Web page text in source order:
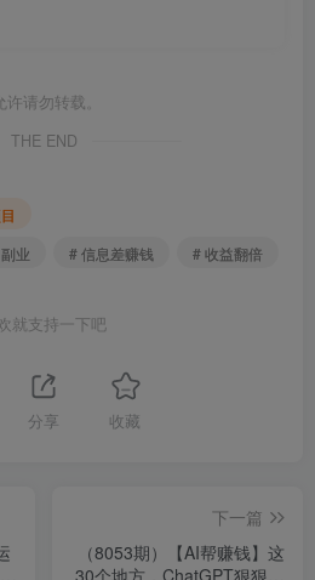
请勿转载。
THE END
业 # 信息差赚钱 # 收益翻倍
就支持一下吧
分享 收藏
下一篇
（8053期）【AI帮赚钱】这
30个地方，ChatGPT狠狠助